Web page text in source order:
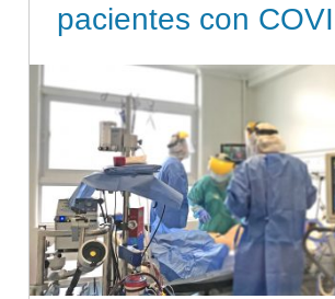
pacientes con